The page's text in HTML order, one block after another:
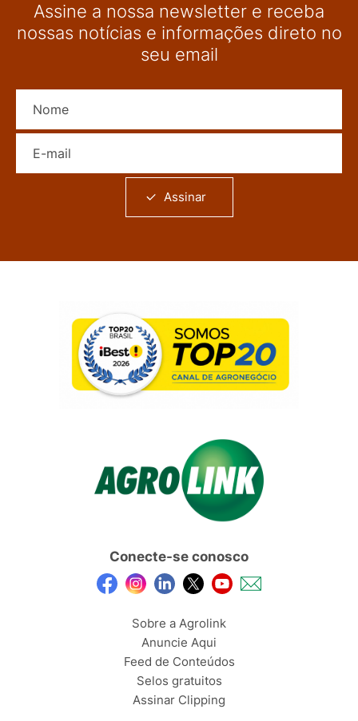
Assine a nossa newsletter e receba
nossas notícias e informações direto no
seu email
Assinar
Conecte-se conosco
Sobre a Agrolink
Anuncie Aqui
Feed de Conteúdos
Selos gratuitos
Assinar Clipping